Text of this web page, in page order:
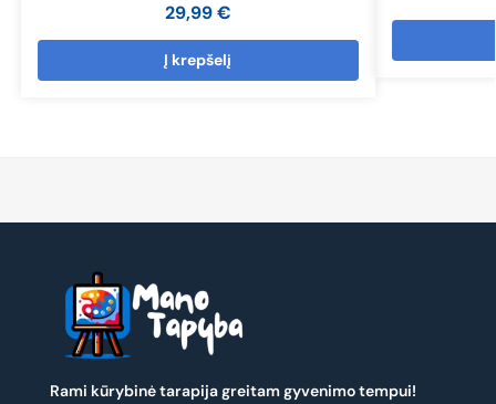
29,99€
Į krepšelį
Rami kūrybinė tarapija greitam gyvenimo tempui!